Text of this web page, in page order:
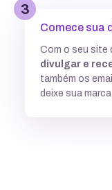
Integração com
Subdomínios
3
Comece sua
Com o seu site
divulgar e
também os
deixe sua